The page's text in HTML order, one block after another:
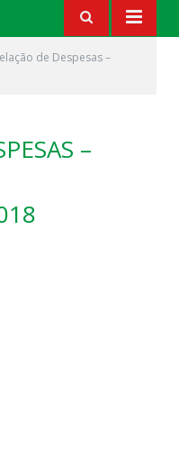
de Despesas –
–